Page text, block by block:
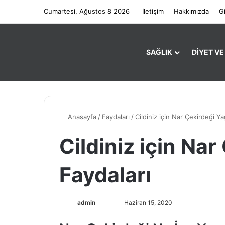
Cumartesi, Ağustos 8 2026 İletişim Hakkımızda
SAĞLIK DIYET
Anasayfa / Faydaları /Cildiniz için Nar Çekirdeği
Cildiniz için Nar
Faydaları
admin Haziran 15, 2020